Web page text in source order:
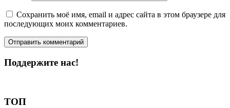
Сохранить моё имя, email и адрес сайта в этом браузере для
последующих моих комментариев.
Поддержите нас!
ТОП